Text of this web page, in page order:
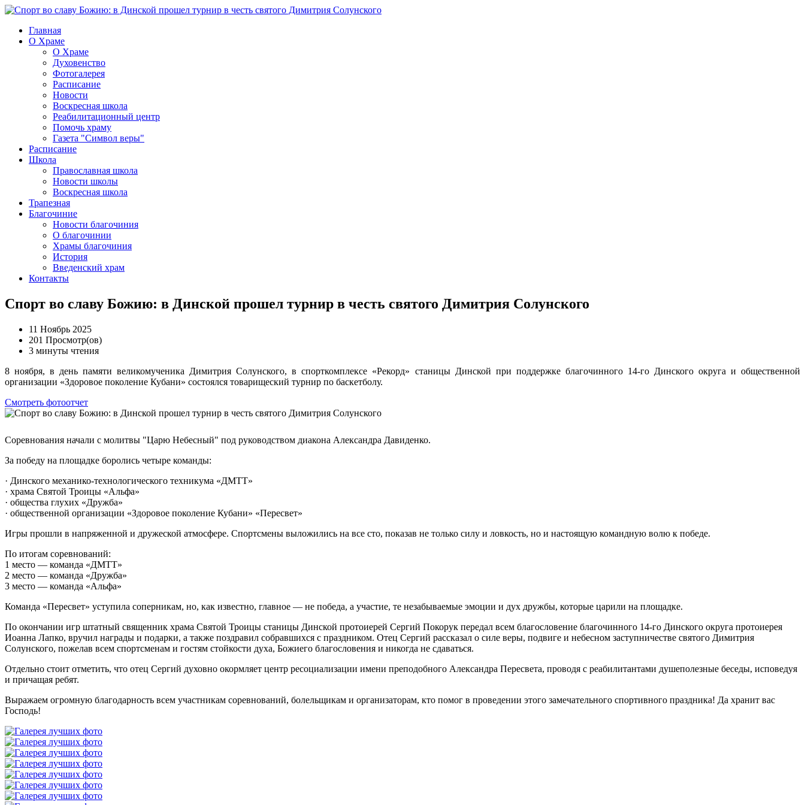
Главная
О Храме
О Храме
Духовенство
Фотогалерея
Расписание
Новости
Воскресная школа
Реабилитационный центр
Помочь храму
Газета "Символ веры"
Расписание
Школа
Православная школа
Новости школы
Воскресная школа
Трапезная
Благочиние
Новости благочиния
О благочинии
Храмы благочиния
История
Введенский храм
Контакты
Спорт во славу Божию: в Динской прошел турнир в честь святого Димитрия Солунского
11 Ноябрь 2025
201 Просмотр(ов)
3 минуты чтения
8 ноября, в день памяти великомученика Димитрия Солунского, в спорткомплексе «Рекорд» станицы Динской при поддержке благочинного 14-го Динского округа и общественной
организации «Здоровое поколение Кубани» состоялся товарищеский турнир по баскетболу.
Смотреть фотоотчет
Соревнования начали с молитвы "Царю Небесный" под руководством диакона Александра Давиденко.
За победу на площадке боролись четыре команды:
· Динского механико-технологического техникума «ДМТТ»
· храма Святой Троицы «Альфа»
· общества глухих «Дружба»
· общественной организации «Здоровое поколение Кубани» «Пересвет»
Игры прошли в напряженной и дружеской атмосфере. Спортсмены выложились на все сто, показав не только силу и ловкость, но и настоящую командную волю к победе.
По итогам соревнований:
1 место — команда «ДМТТ»
2 место — команда «Дружба»
3 место — команда «Альфа»
Команда «Пересвет» уступила соперникам, но, как известно, главное — не победа, а участие, те незабываемые эмоции и дух дружбы, которые царили на площадке.
По окончании игр штатный священник храма Святой Троицы станицы Динской протоиерей Сергий Покорук передал всем благословение благочинного 14-го Динского округа протоиерея
Иоанна Лапко, вручил награды и подарки, а также поздравил собравшихся с праздником. Отец Сергий рассказал о силе веры, подвиге и небесном заступничестве святого Димитрия
Солунского, пожелав всем спортсменам и гостям стойкости духа, Божиего благословения и никогда не сдаваться.
Отдельно стоит отметить, что отец Сергий духовно окормляет центр ресоциализации имени преподобного Александра Пересвета, проводя с реабилитантами душеполезные беседы, исповедуя
и причащая ребят.
Выражаем огромную благодарность всем участникам соревнований, болельщикам и организаторам, кто помог в проведении этого замечательного спортивного праздника! Да хранит вас
Господь!